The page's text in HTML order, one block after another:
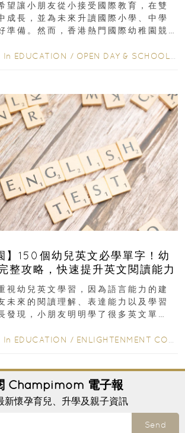
望讓小朋友從小接受國際教育，在雙
成長，並為未來升讀國際小學、中學
準備。然而，香港熱門國際幼稚園競
In EDUCATION / OPEN DAY & SCHOOL EVENTS
】150個幼兒英文必學單字！幼
整攻略，快速提升英文閱讀能力
視幼兒英文學習，因為語言能力的建
未來的閱讀理解、表達能力以及學習
發現，小朋友明明學了很多英文單
In EDUCATION / ENLIGHTENMENT CORNER
Champimom 電子報
新懷孕育兒、升學及親子資訊
Send